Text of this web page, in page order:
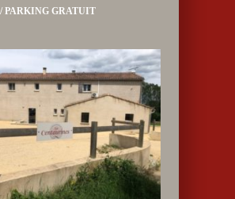
PARKING GRATUIT